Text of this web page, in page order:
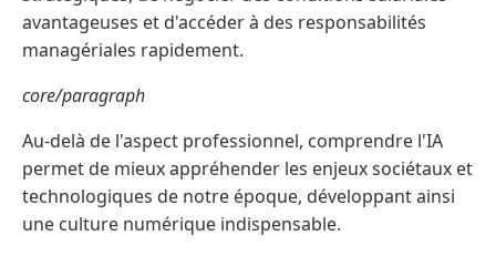
avantageuses et d'accéder à des responsabilités
managériales rapidement.
core/paragraph
Au-delà de l'aspect professionnel, comprendre l'IA
permet de mieux appréhender les enjeux sociétaux et
technologiques de notre époque, développant ainsi
une culture numérique indispensable.